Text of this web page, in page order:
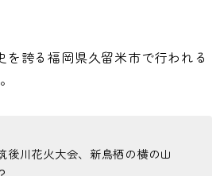
を誇る福岡県久留米市で行われる
後川花火大会、新鳥栖の横の山